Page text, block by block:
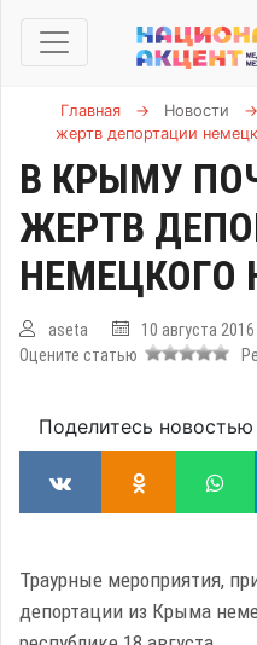
Главная → Новости →
жертв депортации
В КРЫМУ
ЖЕРТВ
НЕМЕЦКОГО
aseta 10 августа 2016
Оцените статью
Поделитесь новостью
Траурные мероприятия,
депортации из Крыма